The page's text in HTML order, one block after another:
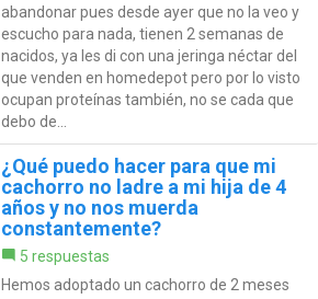
abandonar pues desde ayer que no la veo y
escucho para nada, tienen 2 semanas de
nacidos, ya les di con una jeringa néctar del
que venden en homedepot pero por lo visto
ocupan proteínas también, no se cada que
debo de...
¿Qué puedo hacer para que mi
cachorro no ladre a mi hija de 4
años y no nos muerda
constantemente?
5 respuestas
Hemos adoptado un cachorro de 2 meses